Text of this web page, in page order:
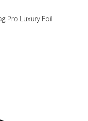
Pro Luxury Foil